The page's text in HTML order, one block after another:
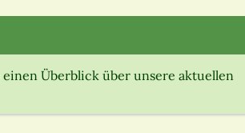
Überblick über unsere aktuellen